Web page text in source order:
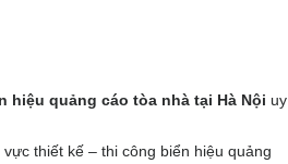
hiệu quảng cáo tòa nhà tại Hà Nội uy
thiết kế – thi công biển hiệu quảng